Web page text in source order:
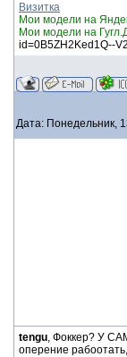
Визитка
Мои модели на
Мои модели на
id=0B5ZH2Ked1Q--
Дата: Понедельник,
tengu, Фоккер? У
оперение